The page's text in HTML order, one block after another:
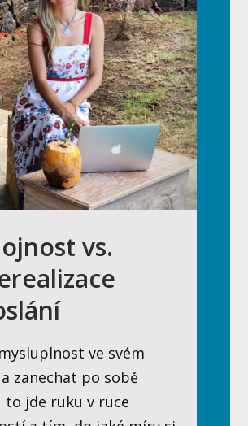
vs.
ve svém
zanechat po sobě
to jde ruku v ruce